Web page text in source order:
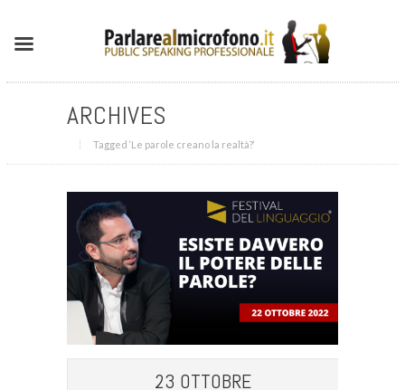
ARCHIVES
Tagged ‘Le parole creano la realtà?‘
23 OTTOBRE